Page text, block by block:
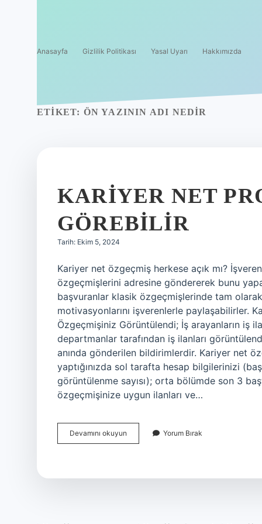
Anasayfa Gizlilik Politikası Yasal Uyarı Hakkımızda
ETIKET: ÖN YAZININ ADI NEDIR
KARIYER NET
GÖREBILIR
Tarih: Ekim 5, 2024
Kariyer net özgeçmiş herkese açık mı?
özgeçmişlerini adresine göndererek bunu
başvuranlar klasik özgeçmişlerinde tam
motivasyonlarını işverenlerle paylaşabilirler.
Özgeçmişiniz Görüntülendi; İş arayanların iş
departmanlar tarafından iş ilanları
anında gönderilen bildirimlerdir. Kariyer net
yaptığınızda sol tarafta hesap bilgilerinizi
görüntülenme sayısı); orta bölümde son 3
özgeçmişinize uygun ilanları ve…
Devamını okuyun
Net
Yorum Bırak